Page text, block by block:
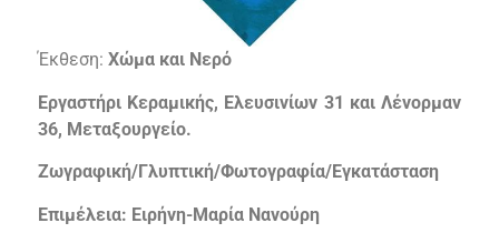
Έκθεση: Χώμα και Νερό
Εργαστήρι Κεραμικής, Ελευσινίων 31 και Λένορμαν
36, Μεταξουργείο.
Ζωγραφική/Γλυπτική/Φωτογραφία/Εγκατάσταση
Επιμέλεια: Ειρήνη-Μαρία Νανούρη